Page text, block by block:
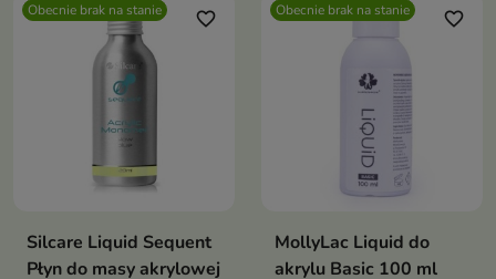
Obecnie brak na stanie favorite_border
Silcare Liquid Sequent
Płyn do masy akrylowej
Obecnie brak na stanie favorite_border
MollyLac Liquid do
akrylu Basic 100 ml